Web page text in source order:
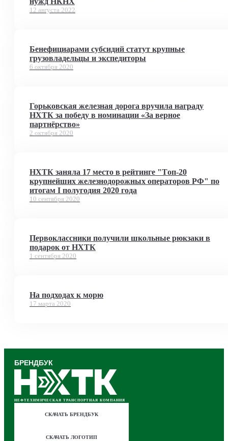
12 августа 2022
Бенефициарами субсидий статут крупные
грузовладельцы и экспедиторы
6 октября 2020
Горьковская железная дорога вручила награду
НХТК за победу в номинации «За верное
партнёрство»
2 октября 2020
НХТК заняла 17 место в рейтинге "Tоп-20
крупнейших железнодорожных операторов РФ" по
итогам I полугодия 2020 года
10 сентября 2020
Первоклассники получили школьные рюкзаки в
подарок от НХТК
1 сентября 2020
На подходах к морю
17 марта 2020
БРЕНДБУК
НЕФТЕХИМИЧЕСКАЯ ТРАНСПОРТНАЯ КОМПАНИЯ
СКАЧАТЬ БРЕНДБУК
СКАЧАТЬ ЛОГОТИП